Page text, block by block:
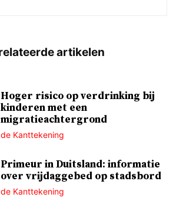
Hoger risico op verdrinking bij
kinderen met een
migratieachtergrond
de Kanttekening
Primeur in Duitsland: informatie
over vrijdaggebed op stadsbord
de Kanttekening